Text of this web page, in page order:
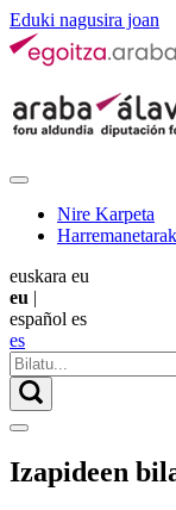
Eduki nagusira joan
Nire Karpeta
euskara eu
eu |
español es
es
Izapideen